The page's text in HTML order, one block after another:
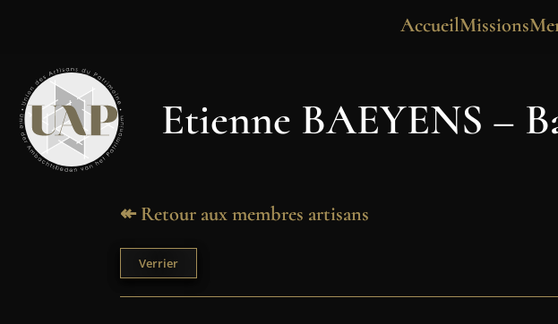
AccueilMissions
Etienne BAEYENS –
↞ Retour aux membres artisans
Verrier